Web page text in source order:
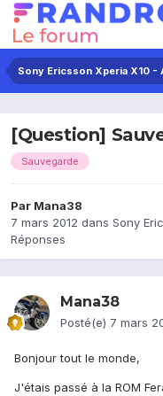
[Question]
Sauvegarde
Par Mana38
7 mars 2012 dans Sony
Réponses
Mana38
Posté(e) 7 mars
Bonjour tout le monde,
J'étais passé à la ROM